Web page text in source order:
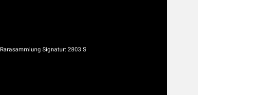
Rarasammlung Signatur: 2803 S